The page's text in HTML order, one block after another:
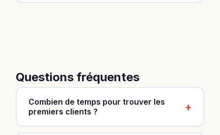
Questions fréquentes
Combien de temps pour trouver les
premiers clients ?
Cela dépend de votre stratégie et de votre